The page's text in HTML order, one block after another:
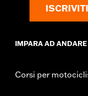
IMPARA AD
Corsi per